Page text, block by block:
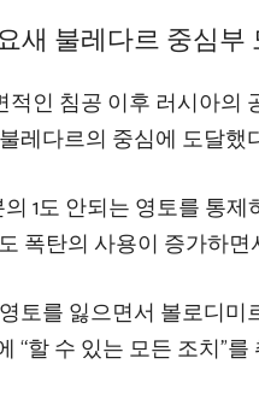
새 불레다르 중심부
인 침공 이후 러시아
레다르의 중심에 도달했
1도 안되는 영토를 통
폭탄의 사용이 증가하
토를 잃으면서 볼로디
“할 수 있는 모든 조치”